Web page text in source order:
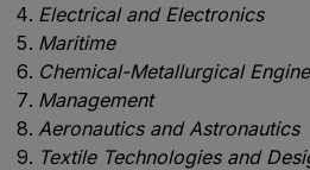
Electrical and Electronics
Maritime
Chemical-Metallurgical
Management
Aeronautics and Astronautics
Textile Technologies and